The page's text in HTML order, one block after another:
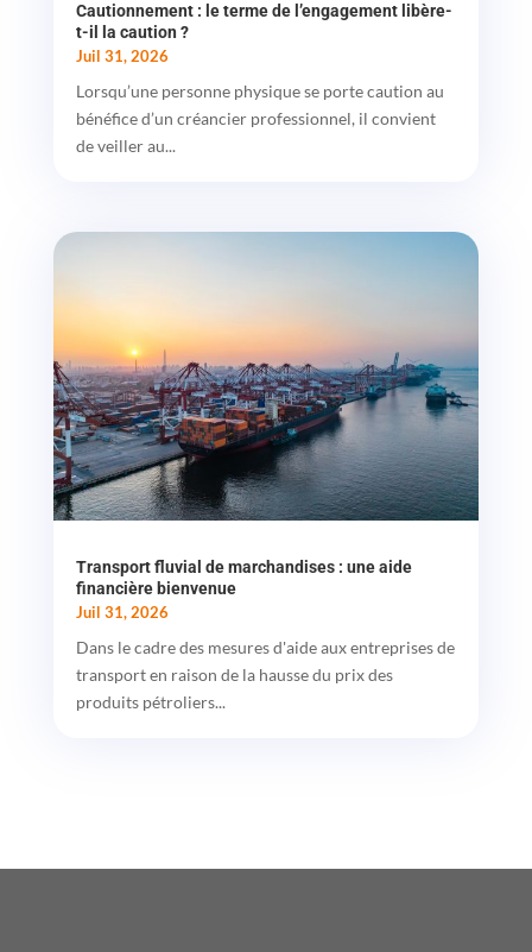
Cautionnement : le terme de l’engagement libère-
t-il la caution ?
Juil 31, 2026
Lorsqu’une personne physique se porte caution au
bénéfice d’un créancier professionnel, il convient
de veiller au...
Transport fluvial de marchandises : une aide
financière bienvenue
Juil 31, 2026
Dans le cadre des mesures d'aide aux entreprises de
transport en raison de la hausse du prix des
produits pétroliers...